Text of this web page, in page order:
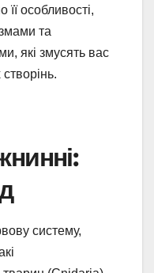
особливості,
та
які змусять вас
систему,